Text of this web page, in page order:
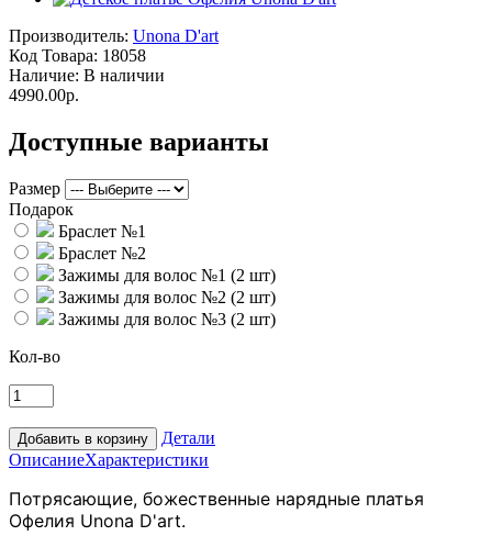
Производитель: Unona D'art
Код Товара: 18058
Наличие: В наличии
4990.00р.
Доступные варианты
Размер
Подарок
Браслет №1
Браслет №2
Зажимы для волос №1 (2 шт)
Зажимы для волос №2 (2 шт)
Зажимы для волос №3 (2 шт)
Кол-во
Детали
ОписаниеХарактеристики
Потрясающие, божественные нарядные платья
Офелия Unona D'art.